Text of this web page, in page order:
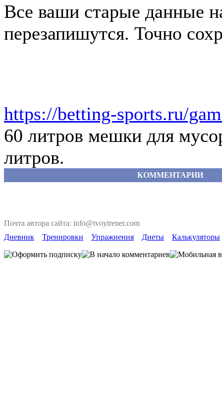
Все ваши старые данные
перезапишутся. Точно
https://betting-sports.ru/
60 литров мешки для
литров.
КОММЕНТАРИИ
Почта автора сайта: info@tvoytrener.com
Дневник
Тренировки Упражнения Диеты Калькуляторы